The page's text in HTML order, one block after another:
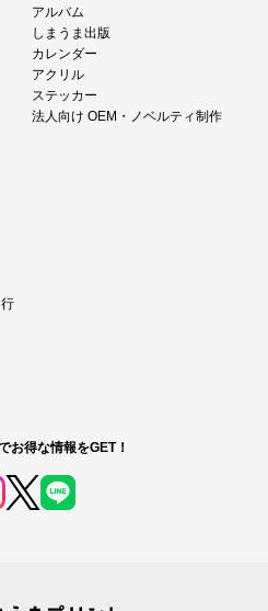
アルバム
しまうま出版
カレンダー
アクリル
ステッカー
法人向け OEM・ノベルティ制作
お得な情報をGET！